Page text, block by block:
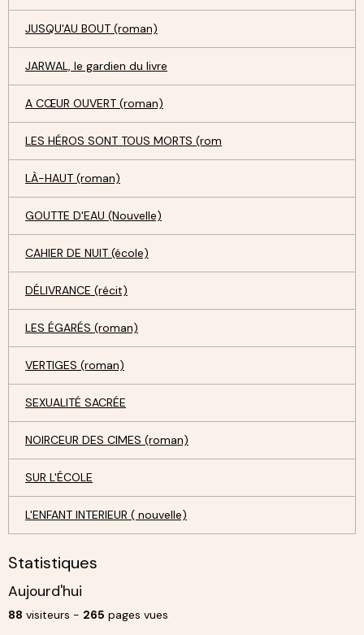
JUSQU'AU BOUT (roman)
JARWAL, le gardien du livre
A CŒUR OUVERT (roman)
LES HÉROS SONT TOUS MORTS (rom
LÀ-HAUT (roman)
GOUTTE D'EAU (Nouvelle)
CAHIER DE NUIT (école)
DÉLIVRANCE (récit)
LES ÉGARÉS (roman)
VERTIGES (roman)
SEXUALITÉ SACRÉE
NOIRCEUR DES CIMES (roman)
SUR L'ÉCOLE
L'ENFANT INTERIEUR ( nouvelle)
Statistiques
Aujourd'hui
88 visiteurs - 265 pages vues